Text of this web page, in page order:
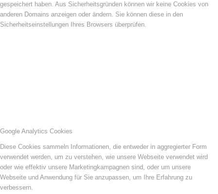
gespeichert haben. Aus Sicherheitsgründen können wir keine Cookies von
anderen Domains anzeigen oder ändern. Sie können diese in den
Sicherheitseinstellungen Ihres Browsers überprüfen.
Google Analytics Cookies
Diese Cookies sammeln Informationen, die entweder in aggregierter Form
verwendet werden, um zu verstehen, wie unsere Webseite verwendet wird
oder wie effektiv unsere Marketingkampagnen sind, oder um unsere
Webseite und Anwendung für Sie anzupassen, um Ihre Erfahrung zu
verbessern.